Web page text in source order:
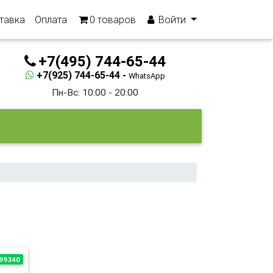
Оплата 0 товаров Войти
+7(495) 744-65-44
+7(925) 744-65-44 - WhatsApp
Пн-Вс: 10:00 - 20:00